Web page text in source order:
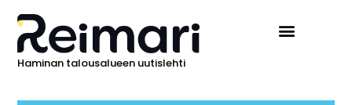
Haminan talousalueen uutislehti